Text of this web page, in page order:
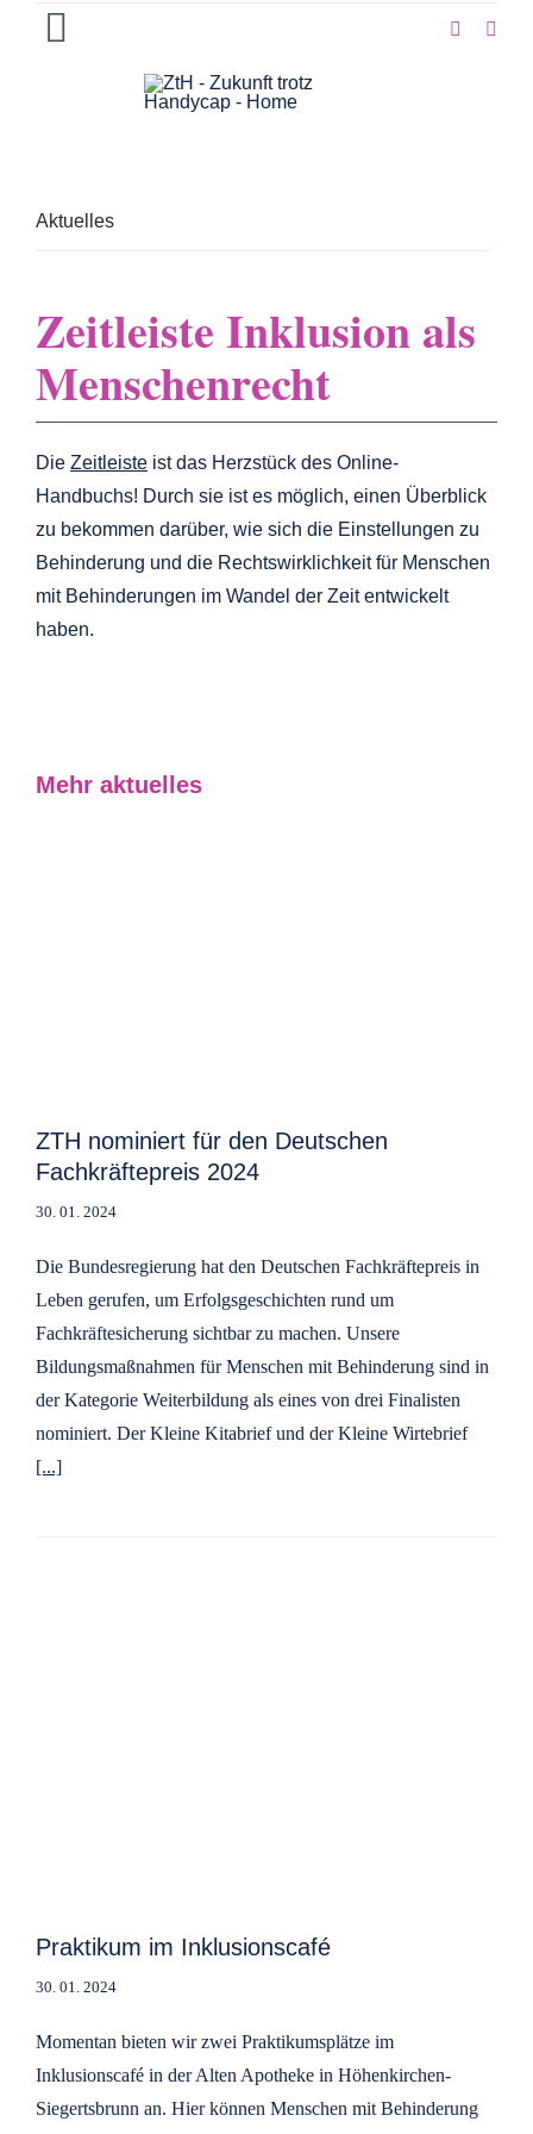
Toggle
Navigation
Unterstützen
Kontakt
Aktuelles
Zeitleiste Inklusion als
Menschenrecht
Die Zeitleisteist das Herzstück des Online-
Handbuchs! Durch sie ist es möglich, einen Überblick
zu bekommen darüber, wie sich die Einstellungen zu
Behinderung und die Rechtswirklichkeit für Menschen
mit Behinderungen im Wandel der Zeit entwickelt
haben.
Mehr aktuelles
ZTH nominiert für den Deutschen
Fachkräftepreis 2024
30. 01. 2024
Die Bundesregierung hat den Deutschen Fachkräftepreis in
Leben gerufen, um Erfolgsgeschichten rund um
Fachkräftesicherung sichtbar zu machen. Unsere
Bildungsmaßnahmen für Menschen mit Behinderung sind in
der Kategorie Weiterbildung als eines von drei Finalisten
nominiert. Der Kleine Kitabrief und der Kleine Wirtebrief
[...]
Praktikum im Inklusionscafé
30. 01. 2024
Momentan bieten wir zwei Praktikumsplätze im
Inklusionscafé in der Alten Apotheke in Höhenkirchen-
Siegertsbrunn an. Hier können Menschen mit Behinderung